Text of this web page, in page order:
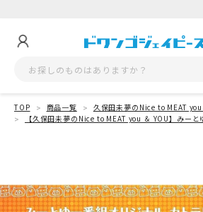
TOP 商品一覧
久保田未夢のNice to MEAT you
【久保田未夢のNice to MEAT you ＆ YOU】みー